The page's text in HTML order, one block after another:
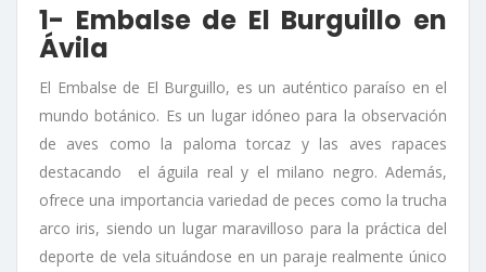
1- Embalse de El Burguillo en
Ávila
El Embalse de El Burguillo, es un auténtico paraíso en el
mundo botánico. Es un lugar idóneo para la observación
de aves como la paloma torcaz y las aves rapaces
destacando el águila real y el milano negro. Además,
ofrece una importancia variedad de peces como la trucha
arco iris, siendo un lugar maravilloso para la práctica del
deporte de vela situándose en un paraje realmente único